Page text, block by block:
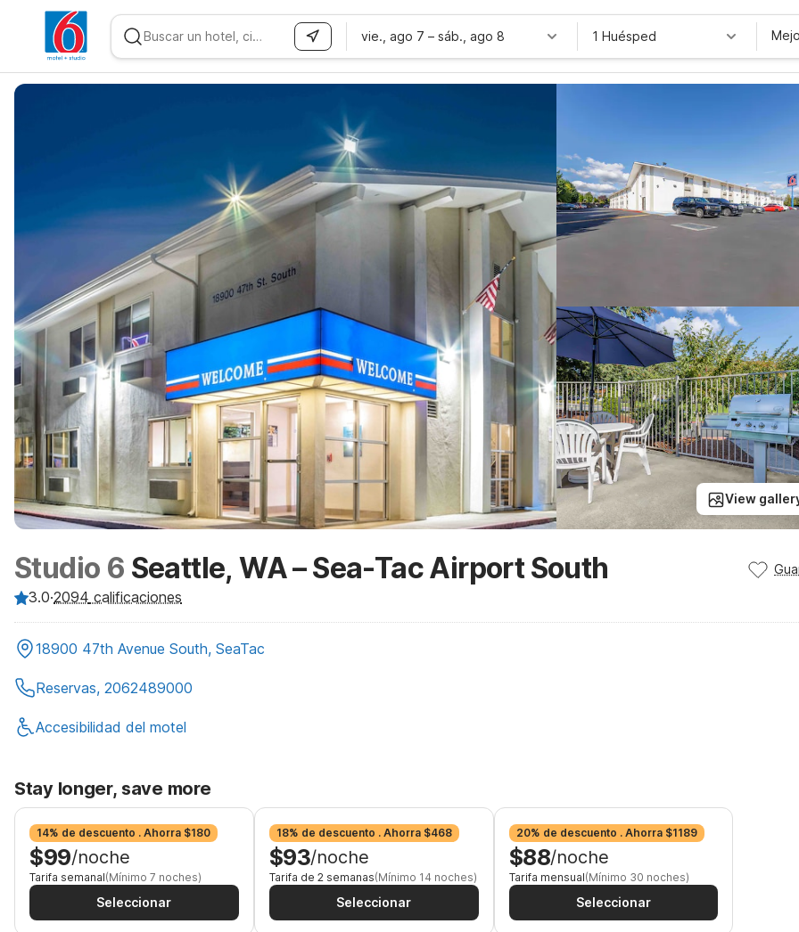
vie., ago 7 – sáb., ago 8 1 Huésped
View
Studio 6 Seattle, WA – Sea-Tac Airport South
3.0·2094 calificaciones
18900 47th Avenue South, SeaTac
Reservas, 2062489000
Accesibilidad del motel
Stay longer, save more
14% de descuento . Ahorra $180
$99/noche
Tarifa semanal(Mínimo 7 noches)
Seleccionar
18% de descuento . Ahorra $468
$93/noche
Tarifa de 2 semanas(Mínimo 14 noches)
Seleccionar
20% de descuento . Ahorra $1189
$88/noche
Tarifa mensual(Mínimo 30 noches)
Seleccionar